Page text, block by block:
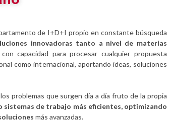
de I+D+I propio en constante búsqueda
innovadoras tanto a nivel de materias
capacidad para procesar cualquier propuesta
como internacional, aportando ideas, soluciones
problemas que surgen día a día fruto de la propia
sistemas de trabajo más eficientes, optimizando
más avanzadas.